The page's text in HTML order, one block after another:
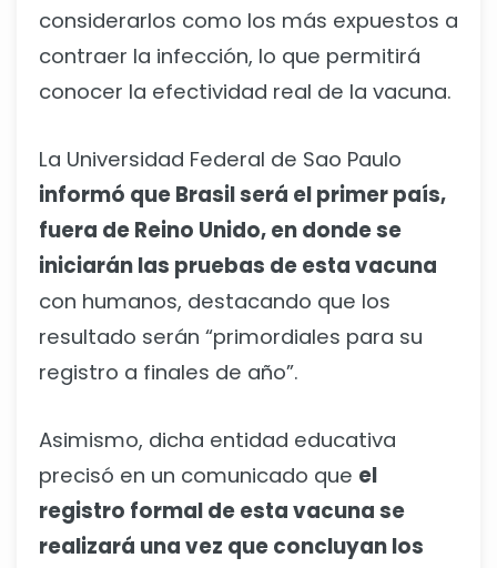
considerarlos como los más expuestos a
contraer la infección, lo que permitirá
conocer la efectividad real de la vacuna.
La Universidad Federal de Sao Paulo
informó que Brasil será el primer país,
fuera de Reino Unido, en donde se
iniciarán las pruebas de esta vacuna
con humanos, destacando que los
resultado serán “primordiales para su
registro a finales de año”.
Asimismo, dicha entidad educativa
precisó en un comunicado que el
registro formal de esta vacuna se
realizará una vez que concluyan los